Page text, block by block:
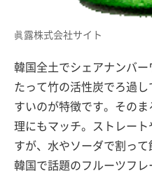
眞露株式会社サイト
韓国全土でシェアナンバ
たって竹の活性炭でろ過
すいのが特徴です。その
理にもマッチ。ストレー
すが、水やソーダで割って
韓国で話題のフルーツフ